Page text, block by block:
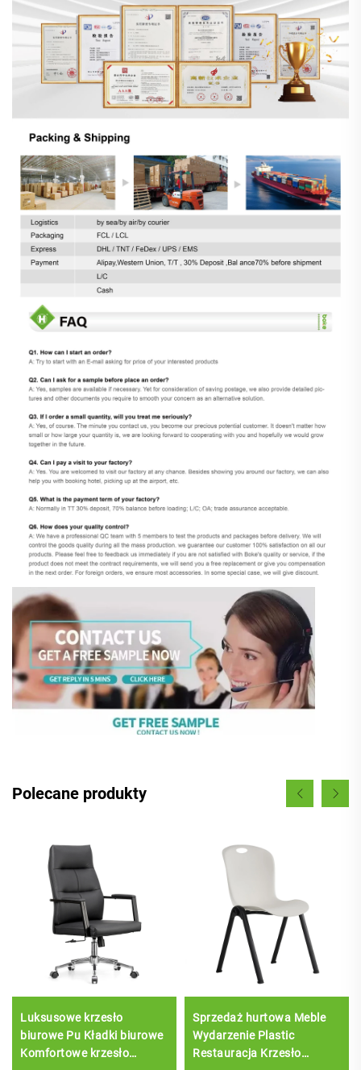
Polecane produkty
Luksusowe krzesło
biurowe Pu Kładki biurowe
Komfortowe krzesło
Sprzedaż hurtowa Meble
Wydarzenie Plastic
Restauracja Krzesło